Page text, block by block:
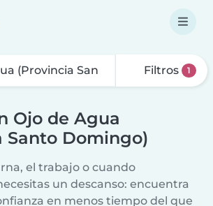
Filtros 1
Ojo de Agua
Santo Domingo)
el trabajo o cuando
un descanso: encuentra
en menos tiempo del que